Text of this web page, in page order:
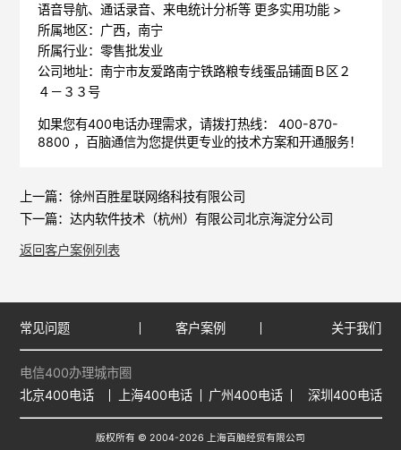
语音导航、通话录音、来电统计分析等 更多实用功能 >
所属地区：广西，南宁
所属行业：零售批发业
公司地址：南宁市友爱路南宁铁路粮专线蛋品铺面Ｂ区２
４－３３号
如果您有400电话办理需求，请拨打热线： 400-870-
8800 ， 百脑通信为您提供更专业的技术方案和开通服务！
上一篇： 徐州百胜星联网络科技有限公司
下一篇： 达内软件技术（杭州）有限公司北京海淀分公司
返回客户案例列表
常见问题 客户案例 关于我们
电信400办理城市圈
北京400电话
上海400电话 广州400电话 深圳400电话
版权所有 © 2004-2026 上海百脑经贸有限公司